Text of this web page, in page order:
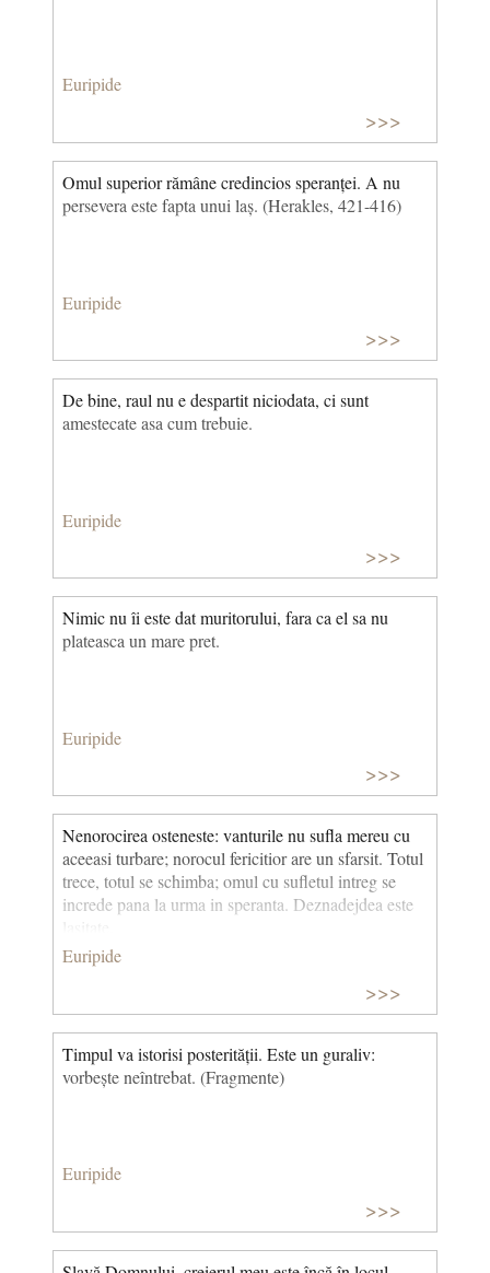
Euripide
>>>
Omul superior rămâne credincios speranței. A nu
persevera este fapta unui laș. (Herakles, 421-416)
Euripide
>>>
De bine, raul nu e despartit niciodata, ci sunt
amestecate asa cum trebuie.
Euripide
>>>
Nimic nu îi este dat muritorului, fara ca el sa nu
plateasca un mare pret.
Euripide
>>>
Nenorocirea osteneste: vanturile nu sufla mereu cu
aceeasi turbare; norocul fericitior are un sfarsit. Totul
trece, totul se schimba; omul cu sufletul intreg se
increde pana la urma in speranta. Deznadejdea este
Euripide
>>>
Timpul va istorisi posterității. Este un guraliv:
vorbește neîntrebat. (Fragmente)
Euripide
>>>